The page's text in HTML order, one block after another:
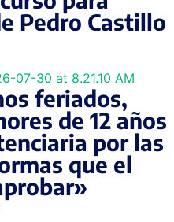
Pedro Castillo
feriados,
de 12 años
por las
que el